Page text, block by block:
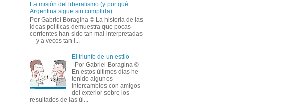
La misión del liberalismo (y por qué
Argentina sigue sin cumplirla)
Por Gabriel Boragina © La historia de las
ideas políticas demuestra que pocas
corrientes han sido tan mal interpretadas
—y a veces tan i...
El triunfo de un estilo
Por Gabriel Boragina ©
En estos últimos días he
tenido algunos
intercambios con amigos
del exterior sobre los
resultados de las úl...